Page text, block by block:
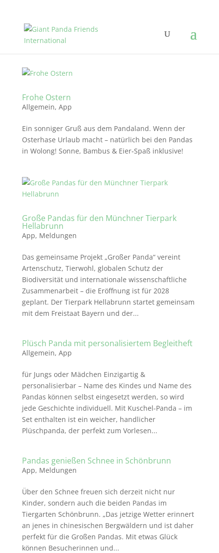
Frohe Ostern
Allgemein, App
Ein sonniger Gruß aus dem Pandaland. Wenn der
Osterhase Urlaub macht – natürlich bei den Pandas
in Wolong! Sonne, Bambus & Eier‑Spaß inklusive!
Große Pandas für den Münchner Tierpark
Hellabrunn
App, Meldungen
Das gemeinsame Projekt „Großer Panda“ vereint
Artenschutz, Tierwohl, globalen Schutz der
Biodiversität und internationale wissenschaftliche
Zusammenarbeit – die Eröffnung ist für 2028
geplant. Der Tierpark Hellabrunn startet gemeinsam
mit dem Freistaat Bayern und der...
Plüsch Panda mit personalisiertem Begleitheft
Allgemein, App
für Jungs oder Mädchen Einzigartig &
personalisierbar – Name des Kindes und Name des
Pandas können selbst eingesetzt werden, so wird
jede Geschichte individuell. Mit Kuschel-Panda – im
Set enthalten ist ein weicher, handlicher
Plüschpanda, der perfekt zum Vorlesen...
Pandas genießen Schnee in Schönbrunn
App, Meldungen
Über den Schnee freuen sich derzeit nicht nur
Kinder, sondern auch die beiden Pandas im
Tiergarten Schönbrunn. „Das jetzige Wetter erinnert
an jenes in chinesischen Bergwäldern und ist daher
perfekt für die Großen Pandas. Mit etwas Glück
können Besucherinnen und...